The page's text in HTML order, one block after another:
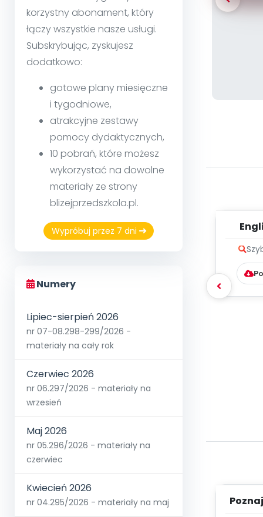
korzystny abonament, który
łączy wszystkie nasze usługi.
Subskrybując, zyskujesz
dodatkowo:
gotowe plany miesięczne
i tygodniowe,
atrakcyjne zestawy
pomocy dydaktycznych,
10 pobrań, które możesz
wykorzystać na dowolne
materiały ze strony
blizejprzedszkola.pl.
Wypróbuj przez 7 dni
Numery
Lipiec-sierpień 2026
nr 07-08.298-299/2026 -
materiały na cały rok
Czerwiec 2026
nr 06.297/2026 - materiały na
wrzesień
Maj 2026
nr 05.296/2026 - materiały na
czerwiec
Kwiecień 2026
nr 04.295/2026 - materiały na maj